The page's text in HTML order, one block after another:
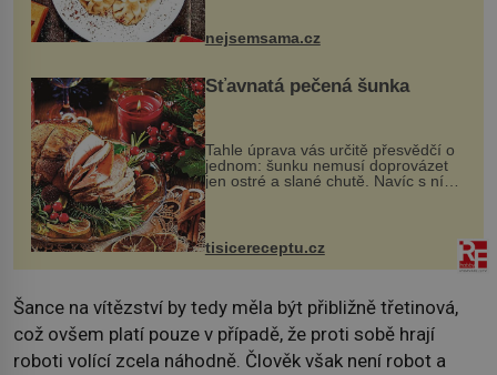
pokrmy, které rozhodně st...
nejsemsama.cz
Šťavnatá pečená šunka
Tahle úprava vás určitě přesvědčí o
jednom: šunku nemusí doprovázet
jen ostré a slané chutě. Navíc s ní
nakrmíte poměrně hodně hladových
krků. Ingredience sádlo 3 kg šunky
vcelku 3 stroužky česneku hl...
tisicereceptu.cz
Šance na vítězství by tedy měla být přibližně třetinová,
což ovšem platí pouze v případě, že proti sobě hrají
roboti volící zcela náhodně. Člověk však není robot a